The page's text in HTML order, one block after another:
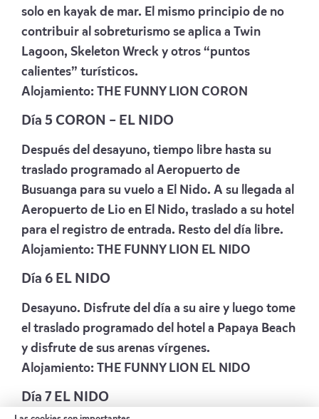
solo en kayak de mar. El mismo principio de no
contribuir al sobreturismo se aplica a Twin
Lagoon, Skeleton Wreck y otros “puntos
calientes” turísticos.
Alojamiento:
THE FUNNY LION CORON
Día 5 CORON – EL NIDO
Después del desayuno, tiempo libre hasta su
traslado programado al Aeropuerto de
Busuanga para su vuelo a El Nido. A su llegada al
Aeropuerto de Lio en El Nido, traslado a su hotel
para el registro de entrada. Resto del día libre.
Alojamiento:
THE FUNNY LION EL NIDO
Día 6 EL NIDO
Desayuno. Disfrute del día a su aire y luego tome
el traslado programado del hotel a Papaya Beach
y disfrute de sus arenas vírgenes.
Alojamiento:
THE FUNNY LION EL NIDO
Día 7 EL NIDO